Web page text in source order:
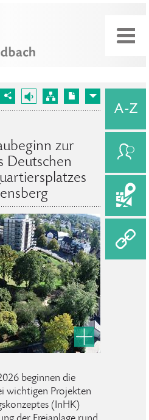
zur
Deutschen
beginnen die
wichtigen Projekten
(InHK)